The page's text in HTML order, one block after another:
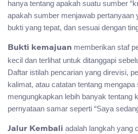
hanya tentang apakah suatu sumber
apakah sumber menjawab pertanyaan
bukti yang tepat, dan sesuai dengan
Bukti kemajuan memberikan staf
kecil dan terlihat untuk ditanggapi
Daftar istilah pencarian yang direvisi,
kalimat, atau catatan tentang
mengungkapkan lebih banyak tentang
pernyataan samar seperti “Saya
Jalur Kembali adalah langkah yang